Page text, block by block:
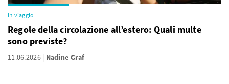
In viaggio
Regole della circolazione all’estero: Quali multe
sono previste?
11.06.2026 Nadine Graf